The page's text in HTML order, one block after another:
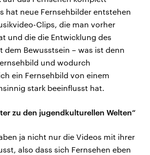
hat neue Fernsehbilder entstehen
Clips, die man vorher
und die die Entwicklung des
dem Bewusstsein – was ist denn
und wodurch
ein Fernsehbild von einem
stark beeinflusst hat.
zu den jugendkulturellen Welten“
ja nicht nur die Videos mit ihrer
also dass sich Fernsehen eben